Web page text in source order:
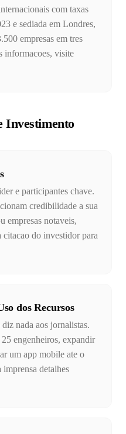
com taxas
e sediada em Londres,
empresas em tres
informacoes, visite
Investimento
e participantes chave.
credibilidade a sua
empresas notaveis,
do investidor para
dos Recursos
nada aos jornalistas.
engenheiros, expandir
um app mobile ate o
detalhes